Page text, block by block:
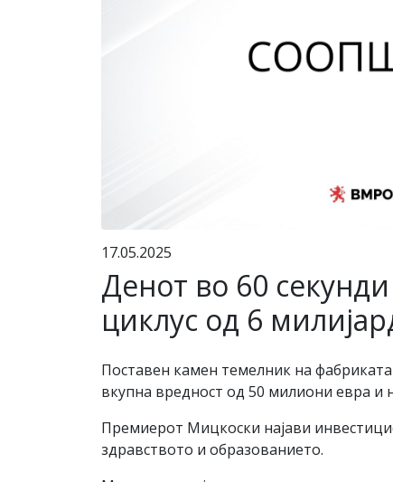
17.05.2025
Денот во 60
циклус од 6
Поставен камен темелник на
вкупна вредност од 50 милиони евра и
Премиерот Мицкоски најави
здравството и образованието.